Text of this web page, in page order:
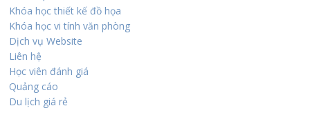
Khóa học thiết kế đồ họa
Khóa học vi tính văn phòng
Dịch vụ Website
Liên hệ
Học viên đánh giá
Quảng cáo
Du lịch giá rẻ